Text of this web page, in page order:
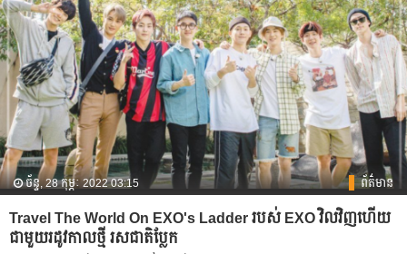
ច័ន្ទ, 28 កុម្ភៈ 2022 03:15 ព័ត៌មាន
Travel The World On EXO's Ladder របស់ EXO វិលវិញហើយ
ជាមួយរដូវកាលថ្មី រសជាតិប្លែក